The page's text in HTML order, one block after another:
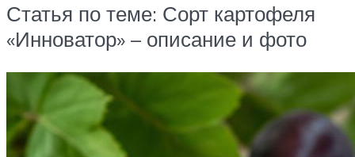
Статья по теме: Сорт картофеля
«Инноватор» – описание и фото